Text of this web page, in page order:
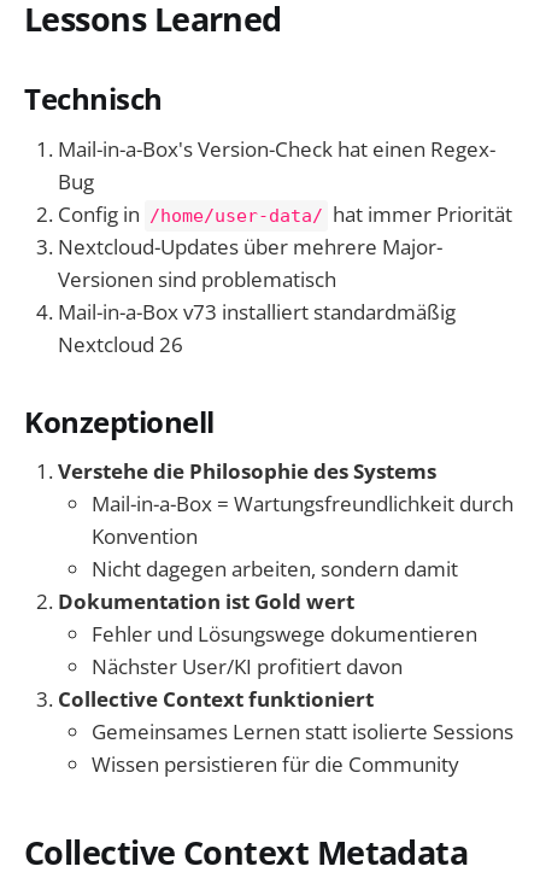
Lessons Learned
Technisch
Mail-in-a-Box's Version-Check hat einen Regex-
Bug
Config in /home/user-data/ hat immer Priorität
Nextcloud-Updates über mehrere Major-
Versionen sind problematisch
Mail-in-a-Box v73 installiert standardmäßig
Nextcloud 26
Konzeptionell
Verstehe die Philosophie des Systems
Mail-in-a-Box = Wartungsfreundlichkeit durch
Konvention
Nicht dagegen arbeiten, sondern damit
Dokumentation ist Gold wert
Fehler und Lösungswege dokumentieren
Nächster User/KI profitiert davon
Collective Context funktioniert
Gemeinsames Lernen statt isolierte Sessions
Wissen persistieren für die Community
Collective Context Metadata